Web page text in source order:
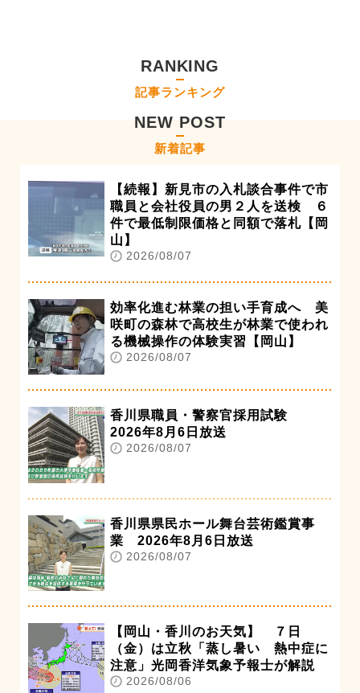
RANKING
記事ランキング
NEW POST
新着記事
【続報】新見市の入札談合事件で市
職員と会社役員の男２人を送検 ６
件で最低制限価格と同額で落札【岡
山】
2026/08/07
効率化進む林業の担い手育成へ 美
咲町の森林で高校生が林業で使われ
る機械操作の体験実習【岡山】
2026/08/07
香川県職員・警察官採用試験
2026年8月6日放送
2026/08/07
香川県県民ホール舞台芸術鑑賞事
業 2026年8月6日放送
2026/08/07
【岡山・香川のお天気】 ７日
（金）は立秋「蒸し暑い 熱中症に
注意」光岡香洋気象予報士が解説
2026/08/06